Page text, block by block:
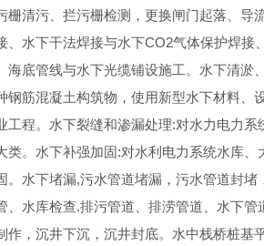
栅清污、拦污栅检测，更换闸门起落、
、水下干法焊接与水下CO2气体保护焊
海底管线与水下光缆铺设施工。水下清
钢筋混凝土构筑物，使用新型水下材料
工程。水下裂缝和渗漏处理:对水力电力
类。水下补强加固:对水利电力系统水库
水下堵漏,污水管道堵漏，污水管道封
、水库检查.排污管道、排涝管道、水下
作，沉井下沉，沉井封底。水中栈桥桩